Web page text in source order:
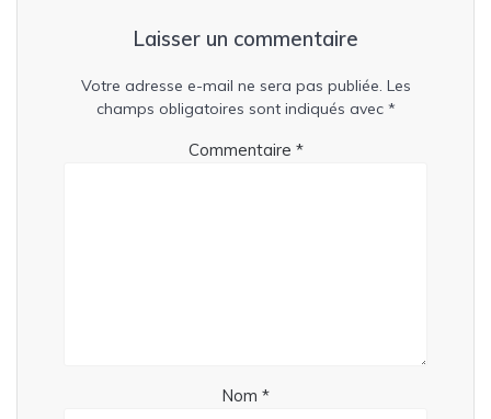
Laisser un commentaire
Votre adresse e-mail ne sera pas publiée. Les
champs obligatoires sont indiqués avec *
Commentaire *
Nom *